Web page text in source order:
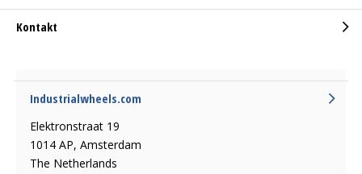
Kontakt
Industrialwheels.com
Elektronstraat 19
1014 AP, Amsterdam
The Netherlands